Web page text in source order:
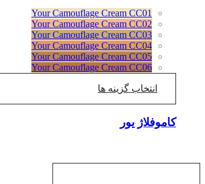
Your Camouflage Cream CC01
Your Camouflage Cream CC02
Your Camouflage Cream CC03
Your Camouflage Cream CC04
Your Camouflage Cream CC05
Your Camouflage Cream CC06
انتخاب گزینه ها
کاموفلاژ یور